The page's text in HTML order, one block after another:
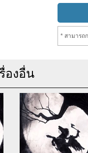
* สามารถ
องอื่น